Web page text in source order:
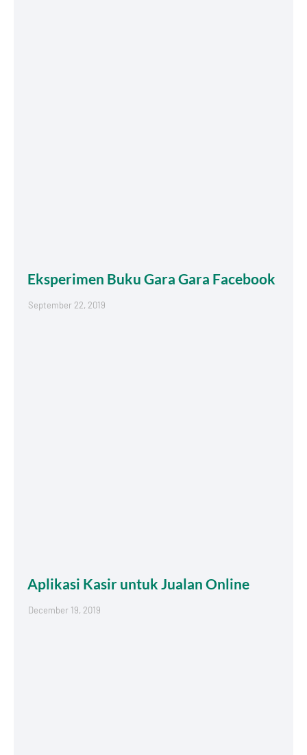
Eksperimen Buku Gara Gara Facebook
September 22, 2019
Aplikasi Kasir untuk Jualan Online
December 19, 2019